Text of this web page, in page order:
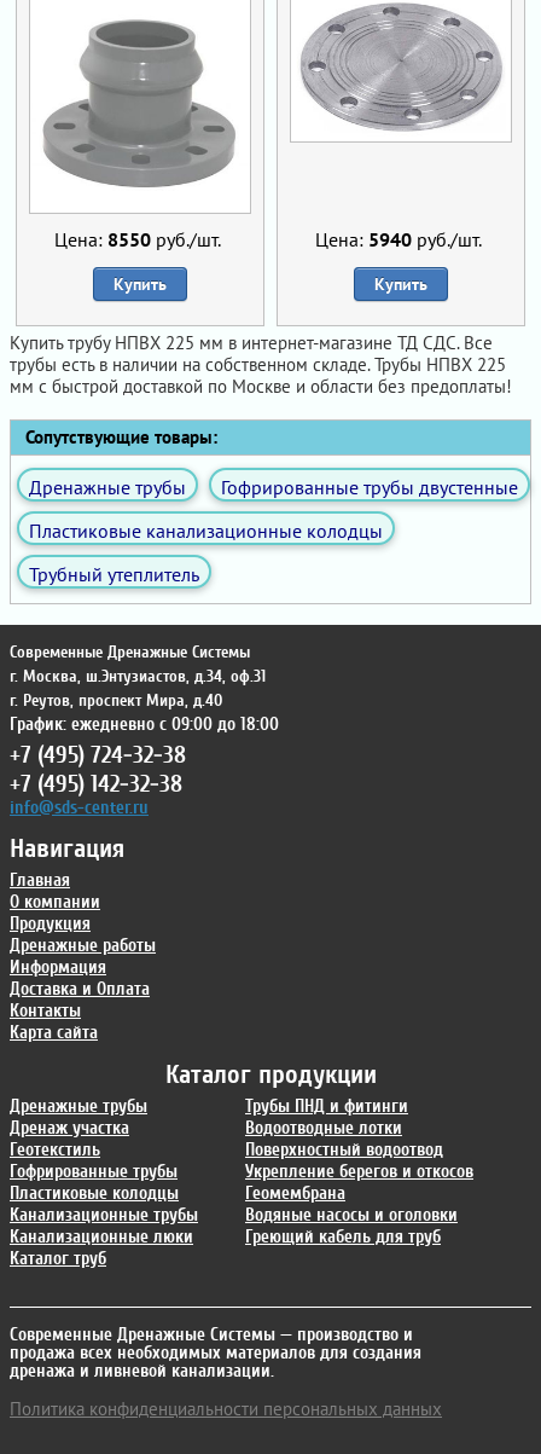
Цена: 8550руб./шт.
Купить
Цена: 5940руб./шт.
Купить
Купить трубу НПВХ 225 мм в интернет-магазине ТД СДС. Все
трубы есть в наличии на собственном складе. Трубы НПВХ 225
мм с быстрой доставкой по Москве и области без предоплаты!
Сопутствующие товары:
Дренажные трубы
Гофрированные трубы двустенные
Пластиковые канализационные колодцы
Трубный утеплитель
Каталог продукции
Дренажные трубы
Дренаж участка
Геотекстиль
Гофрированные трубы
Пластиковые колодцы
Канализационные трубы
Канализационные люки
Каталог труб
Трубы ПНД и фитинги
Водоотводные лотки
Поверхностный водоотвод
Укрепление берегов и откосов
Геомембрана
Водяные насосы и оголовки
Греющий кабель для труб
Навигация
Главная
О компании
Продукция
Дренажные работы
Информация
Доставка и Оплата
Контакты
Карта сайта
Современные Дренажные Системы
г. Москва, ш.Энтузиастов, д.34, оф.31
г. Реутов, проспект Мира, д.40
График: ежедневно с 09:00 до 18:00
+7 (495) 724-32-38
+7 (495) 142-32-38
info@sds-center.ru
Современные Дренажные Системы — производство и
продажа всех необходимых материалов для создания
дренажа и ливневой канализации.
Политика конфиденциальности персональных данных